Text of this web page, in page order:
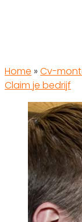
Home » Cv-
Claim je bedrijf